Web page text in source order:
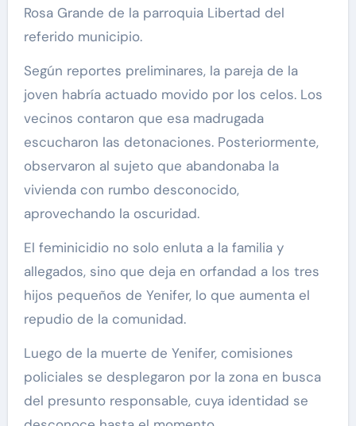
Rosa Grande de la parroquia Libertad del
referido municipio.
Según reportes preliminares, la pareja de la
joven habría actuado movido por los celos. Los
vecinos contaron que esa madrugada
escucharon las detonaciones. Posteriormente,
observaron al sujeto que abandonaba la
vivienda con rumbo desconocido,
aprovechando la oscuridad.
El feminicidio no solo enluta a la familia y
allegados, sino que deja en orfandad a los tres
hijos pequeños de Yenifer, lo que aumenta el
repudio de la comunidad.
Luego de la muerte de Yenifer, comisiones
policiales se desplegaron por la zona en busca
del presunto responsable, cuya identidad se